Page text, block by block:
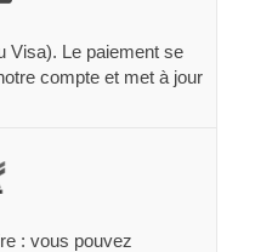
Visa). Le paiement se
compte et met à jour
: vous pouvez